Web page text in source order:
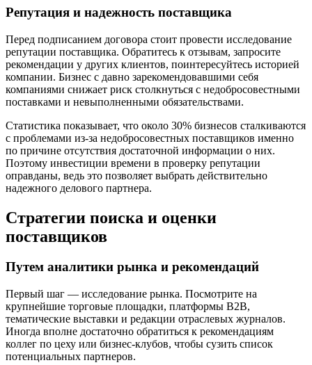
Репутация и надежность поставщика
Перед подписанием договора стоит провести исследование
репутации поставщика. Обратитесь к отзывам, запросите
рекомендации у других клиентов, поинтересуйтесь историей
компании. Бизнес с давно зарекомендовавшими себя
компаниями снижает риск столкнуться с недобросовестными
поставками и невыполненными обязательствами.
Статистика показывает, что около 30% бизнесов сталкиваются
с проблемами из-за недобросовестных поставщиков именно
по причине отсутствия достаточной информации о них.
Поэтому инвестиции времени в проверку репутации
оправданы, ведь это позволяет выбрать действительно
надежного делового партнера.
Стратегии поиска и оценки
поставщиков
Путем аналитики рынка и рекомендаций
Первый шаг — исследование рынка. Посмотрите на
крупнейшие торговые площадки, платформы B2B,
тематические выставки и редакции отраслевых журналов.
Иногда вполне достаточно обратиться к рекомендациям
коллег по цеху или бизнес-клубов, чтобы сузить список
потенциальных партнеров.